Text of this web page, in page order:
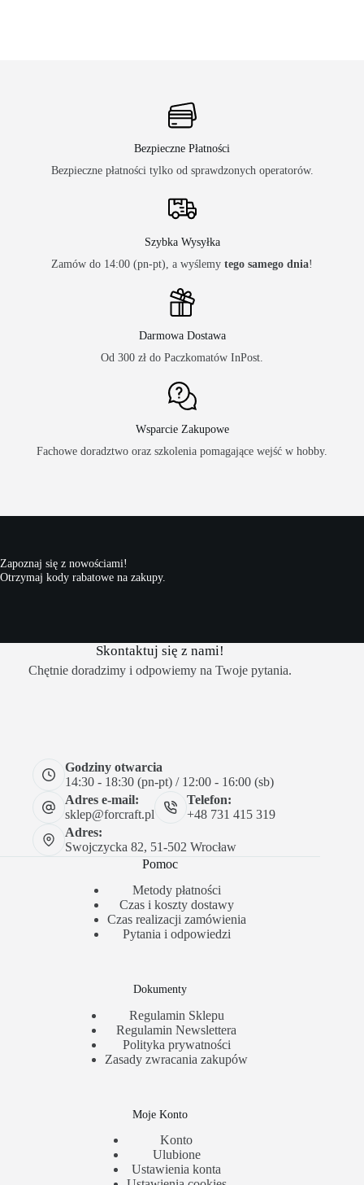
Bezpieczne Płatności
Bezpieczne płatności tylko od sprawdzonych operatorów.
Szybka Wysyłka
Zamów do 14:00 (pn-pt), a wyślemy tego samego dnia!
Darmowa Dostawa
Od 300 zł do Paczkomatów InPost.
Wsparcie Zakupowe
Fachowe doradztwo oraz szkolenia pomagające wejść w hobby.
Zapoznaj się z nowościami!
Otrzymaj kody rabatowe na zakupy.
Skontaktuj się z nami!
Chętnie doradzimy i odpowiemy na Twoje pytania.
Godziny otwarcia
14:30 - 18:30 (pn-pt) / 12:00 - 16:00 (sb)
Adres e-mail:
sklep@forcraft.pl
Telefon:
+48 731 415 319
Adres:
Swojczycka 82, 51-502 Wrocław
Pomoc
Metody płatności
Czas i koszty dostawy
Czas realizacji zamówienia
Pytania i odpowiedzi
Dokumenty
Regulamin Sklepu
Regulamin Newslettera
Polityka prywatności
Zasady zwracania zakupów
Moje Konto
Konto
Ulubione
Ustawienia konta